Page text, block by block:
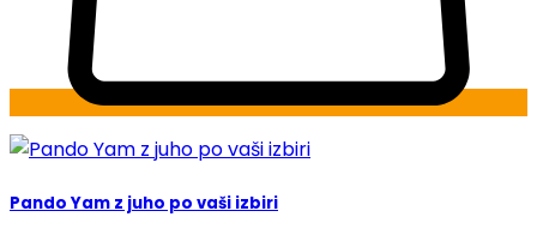
Pando Yam z juho po vaši izbiri